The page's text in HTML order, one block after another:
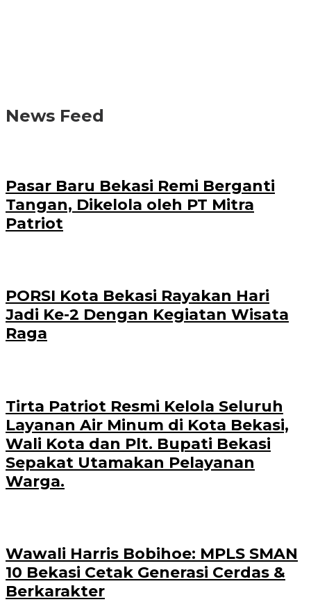
News Feed
Pasar Baru Bekasi Remi Berganti
Tangan, Dikelola oleh PT Mitra
Patriot
PORSI Kota Bekasi Rayakan Hari
Jadi Ke-2 Dengan Kegiatan Wisata
Raga
Tirta Patriot Resmi Kelola Seluruh
Layanan Air Minum di Kota Bekasi,
Wali Kota dan Plt. Bupati Bekasi
Sepakat Utamakan Pelayanan
Warga.
Wawali Harris Bobihoe: MPLS SMAN
10 Bekasi Cetak Generasi Cerdas &
Berkarakter